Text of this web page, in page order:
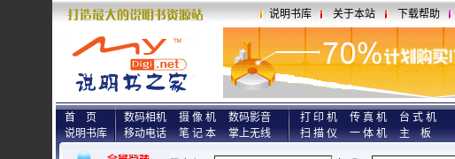
说明书库 关于本站 下载帮助
首 页
说明书库
数码相机 摄 像 机
数码影音
移动电话
笔 记 本 掌上无线
打 印 机 传 真 机
台 式 机
扫 描 仪
一 体 机 主 板